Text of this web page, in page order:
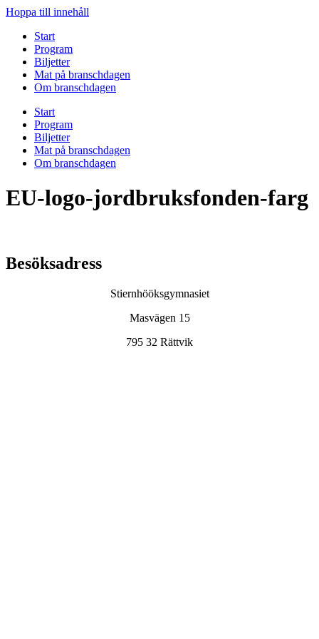
Hoppa till innehåll
Start
Program
Biljetter
Mat på branschdagen
Om branschdagen
Start
Program
Biljetter
Mat på branschdagen
Om branschdagen
EU-logo-jordbruksfonden-farg
Besöksadress
Stiernhööksgymnasiet
Masvägen 15
795 32 Rättvik